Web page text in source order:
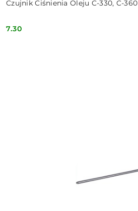
Czujnik Ciśnienia Oleju C-330, C-360
Cena:
7.30